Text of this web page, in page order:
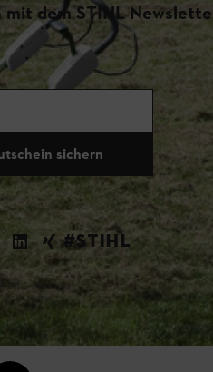
mit dem STIHL
sichern
#STIHL